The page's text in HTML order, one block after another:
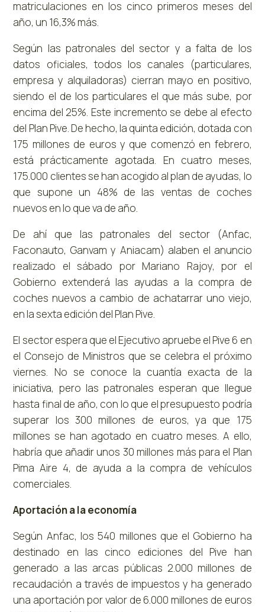
matriculaciones en los cinco primeros meses del
año, un 16,3% más.
Según las patronales del sector y a falta de los
datos oficiales, todos los canales (particulares,
empresa y alquiladoras) cierran mayo en positivo,
siendo el de los particulares el que más sube, por
encima del 25%. Este incremento se debe al efecto
del Plan Pive. De hecho, la quinta edición, dotada con
175 millones de euros y que comenzó en febrero,
está prácticamente agotada. En cuatro meses,
175.000 clientes se han acogido al plan de ayudas, lo
que supone un 48% de las ventas de coches
nuevos en lo que va de año.
De ahí que las patronales del sector (Anfac,
Faconauto, Ganvam y Aniacam) alaben el anuncio
realizado el sábado por Mariano Rajoy, por el
Gobierno extenderá las ayudas a la compra de
coches nuevos a cambio de achatarrar uno viejo,
en la sexta edición del Plan Pive.
El sector espera que el Ejecutivo apruebe el Pive 6 en
el Consejo de Ministros que se celebra el próximo
viernes. No se conoce la cuantía exacta de la
iniciativa, pero las patronales esperan que llegue
hasta final de año, con lo que el presupuesto podría
superar los 300 millones de euros, ya que 175
millones se han agotado en cuatro meses. A ello,
habría que añadir unos 30 millones más para el Plan
Pima Aire 4, de ayuda a la compra de vehículos
comerciales.
Aportación a la economía
Según Anfac, los 540 millones que el Gobierno ha
destinado en las cinco ediciones del Pive han
generado a las arcas públicas 2.000 millones de
recaudación a través de impuestos y ha generado
una aportación por valor de 6.000 millones de euros